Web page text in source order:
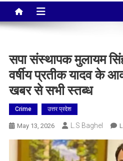
सपा संस्थापक मुलायम
वर्षीय प्रतीक यादव के
खबर से सभी स्तब्ध
Crime उत्तर प्रदेश
May 13, 2026 L.S Baghel